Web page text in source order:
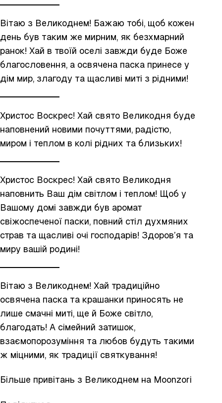
Вітаю з Великоднем! Бажаю тобі, щоб кожен
день був таким же мирним, як безхмарний
ранок! Хай в твоїй оселі завжди буде Боже
благословення, а освячена паска принесе у
дім мир, злагоду та щасливі миті з рідними!
Христос Воскрес! Хай свято Великодня буде
наповнений новими почуттями, радістю,
миром і теплом в колі рідних та близьких!
Христос Воскрес! Хай свято Великодня
наповнить Ваш дім світлом і теплом! Щоб у
Вашому домі завжди був аромат
свіжоспеченої паски, повний стіл духмяних
страв та щасливі очі господарів! Здоров’я та
миру вашій родині!
Вітаю з Великоднем! Хай традиційно
освячена паска та крашанки приносять не
лише смачні миті, ще й Боже світло,
благодать! А сімейний затишок,
взаємопорозуміння та любов будуть такими
ж міцними, як традиції святкування!
Більше привітань з Великоднем на Moonzori